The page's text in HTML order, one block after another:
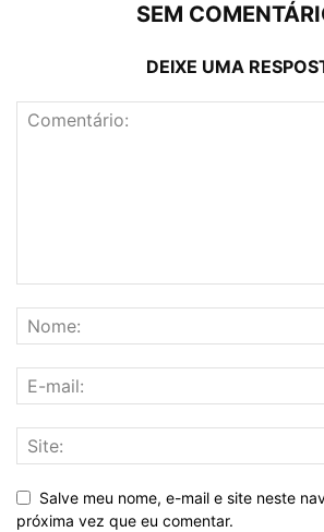
SEM
DEIXE UMA
Salve meu nome, e-mail e site neste
próxima vez que eu comentar.